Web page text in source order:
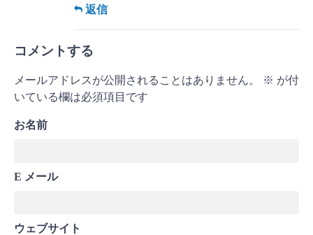
返信
コメントする
メールアドレスが公開されることはありません。 ※ が付
いている欄は必須項目です
お名前
E メール
ウェブサイト